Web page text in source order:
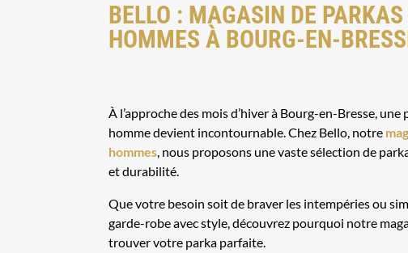
BELLO : MAGASIN DE PARKAS
HOMMES À BOURG-EN-
À l’approche des mois d’hiver à Bourg-en-Bresse,
homme devient incontournable. Chez Bello, notre
hommes, nous proposons une vaste sélection de
et durabilité.
Que votre besoin soit de braver les intempéries ou
garde-robe avec style, découvrez pourquoi notre
trouver votre parka parfaite.